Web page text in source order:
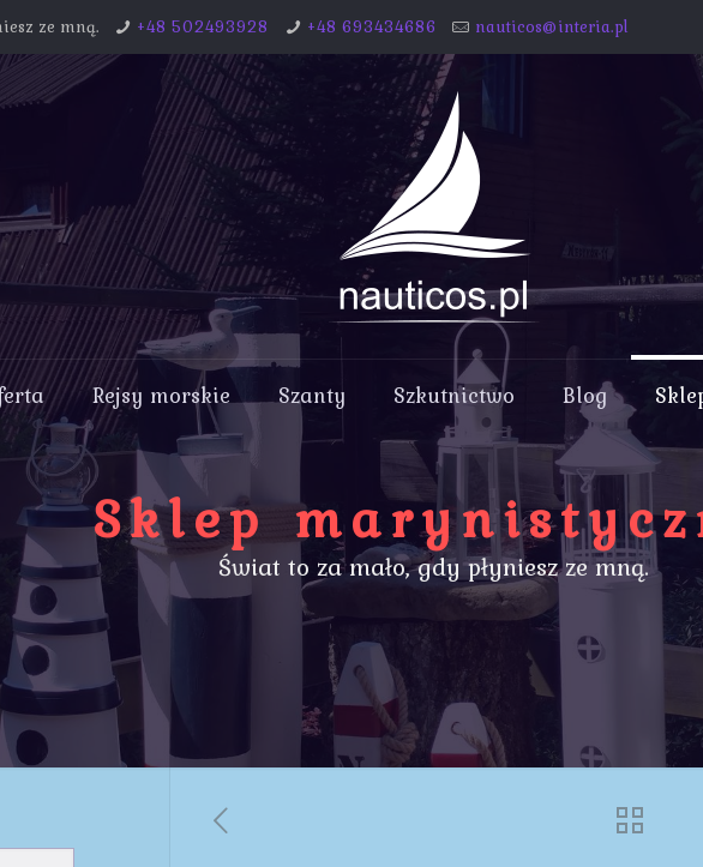
ze mną. +48 502493928 +48 693434686 nauticos@interia.pl
Rejsy morskie Szanty Szkutnictwo Blog
Sklep
Świat to za mało, gdy płyniesz ze mną.